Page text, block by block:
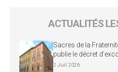
ACTUALITÉS
Sacres de la
publie le décret
2 Juil 2026